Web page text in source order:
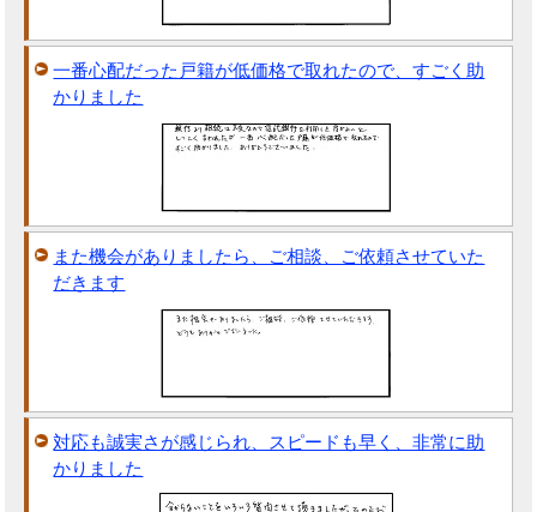
一番心配だった戸籍が低価格で取れたので、すごく助
かりました
また機会がありましたら、ご相談、ご依頼させていた
だきます
対応も誠実さが感じられ、スピードも早く、非常に助
かりました